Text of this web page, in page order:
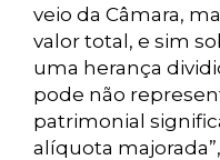
veio da Câmara,
valor total, e sim
uma herança
pode não
patrimonial
alíquota